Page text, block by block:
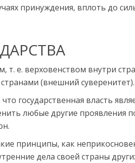
принуждения, вплоть до
т. е. вер­ховенством внутри
(внешний суверенитет).
что государ­ственная власть
любые другие про­явления
принципы, как
дела своей страны